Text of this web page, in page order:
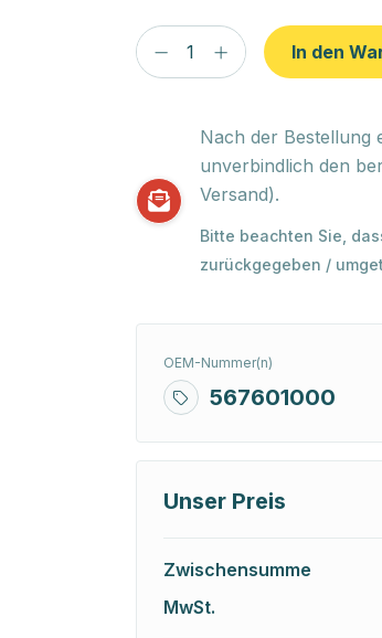
In den
Nach der Bestellung
unverbindlich den
Versand).
Bitte beachten Sie,
zurückgegeben /
OEM-Nummer(n)
567601000
Unser Preis
Zwischensumme
MwSt.